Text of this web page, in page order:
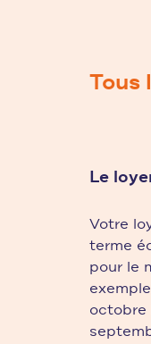
Tous
Le
Votre
terme
pour le
octobre